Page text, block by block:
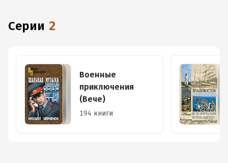
Серии 2
Военные
приключения
(Вече)
194 книги